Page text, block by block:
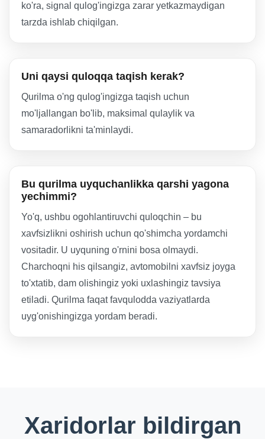
ko'ra, signal qulog'ingizga zarar yetkazmaydigan
tarzda ishlab chiqilgan.
Uni qaysi quloqqa taqish kerak?
Qurilma o'ng qulog'ingizga taqish uchun
mo'ljallangan bo'lib, maksimal qulaylik va
samaradorlikni ta'minlaydi.
Bu qurilma uyquchanlikka qarshi yagona
yechimmi?
Yo'q, ushbu ogohlantiruvchi quloqchin – bu
xavfsizlikni oshirish uchun qo'shimcha yordamchi
vositadir. U uyquning o'rnini bosa olmaydi.
Charchoqni his qilsangiz, avtomobilni xavfsiz joyga
to'xtatib, dam olishingiz yoki uxlashingiz tavsiya
etiladi. Qurilma faqat favqulodda vaziyatlarda
uyg'onishingizga yordam beradi.
Xaridorlar bildirgan